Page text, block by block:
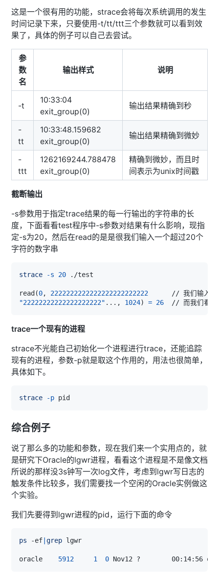
这是一个很有用的功能，strace会将每次系统调用的发生
时间记录下来，只要使用-t/tt/ttt三个参数就可以看到效
果了，具体的例子可以自己去尝试。
参
数
名
输出样式 说明
-t
10:33:04
exit_group(0)
输出结果精确到秒
-
tt
10:33:48.159682
exit_group(0)
输出结果精确到微妙
-
ttt
1262169244.788478
exit_group(0)
精确到微妙，而且时
间表示为unix时间戳
截断输出
-s参数用于指定trace结果的每一行输出的字符串的长
度，下面看看test程序中-s参数对结果有什么影响，现指
定-s为20，然后在read的是是很我们输入一个超过20个
字符的数字串
strace -s 20
read (0, 2222222222222222222222222
"22222222222222222222" .. ., 1024) = 26
trace一个现有的进程
strace不光能自己初始化一个进程进行trace，还能追踪
现有的进程，参数-p就是取这个作用的，用法也很简单，
具体如下。
strace -p
综合例子
说了那么多的功能和参数，现在我们来一个实用点的，就
是研究下Oracle的lgwr进程，看看这个进程是不是像文档
所说的那样没3s钟写一次log文件，考虑到lgwr写日志的
触发条件比较多，我们需要找一个空闲的Oracle实例做这
个实验。
我们先要得到lgwr进程的pid，运行下面的命令
ps -ef grep
oracle 5912 1 0